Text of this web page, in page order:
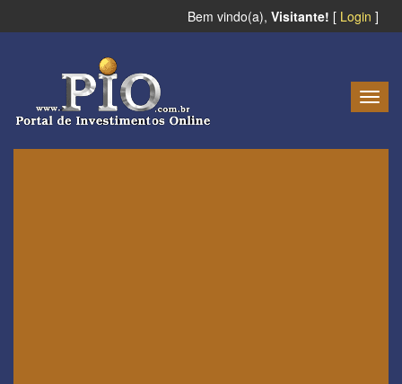
Bem vindo(a), Visitante! [ Login ]